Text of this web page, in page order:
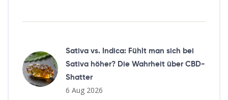
Sativa vs. Indica: Fühlt man sich bei
Sativa höher? Die Wahrheit über CBD-
Shatter
6 Aug 2026